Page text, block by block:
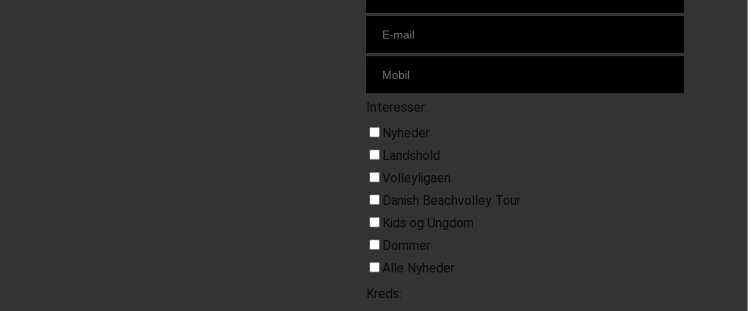
Interesser:
Nyheder
Landshold
Volleyligaen
Danish Beachvolley Tour
Kids og Ungdom
Dommer
Alle Nyheder
Kreds: